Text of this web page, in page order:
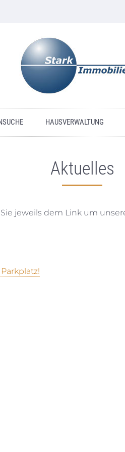
HAUSVERWALTUNG
Aktuelles
jeweils dem Link um